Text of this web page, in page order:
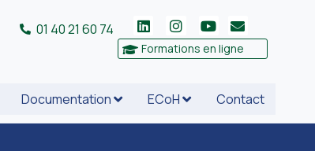
01 40 21 60 74
Formations en ligne
Documentation ECoH Contact